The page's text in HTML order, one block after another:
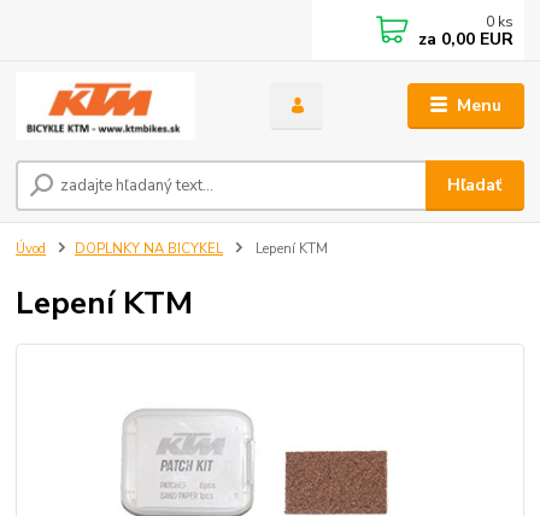
Menu
Hľadať
0 ks
za 0,00 EUR
Úvod DOPLNKY NA BICYKEL Lepení KTM
Lepení KTM